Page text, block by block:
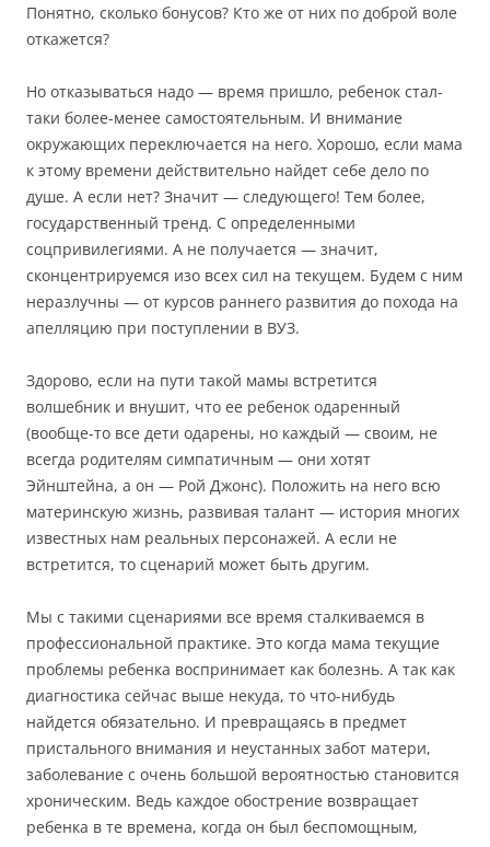
Понятно, сколько бонусов? Кто же от них по доброй воле
откажется?
Но отказываться надо — время пришло, ребенок стал-
таки более-менее самостоятельным. И внимание
окружающих переключается на него. Хорошо, если мама
к этому времени действительно найдет себе дело по
душе. А если нет? Значит — следующего! Тем более,
государственный тренд. С определенными
соцпривилегиями. А не получается — значит,
сконцентрируемся изо всех сил на текущем. Будем с ним
неразлучны — от курсов раннего развития до похода на
апелляцию при поступлении в ВУЗ.
Здорово, если на пути такой мамы встретится
волшебник и внушит, что ее ребенок одаренный
(вообще-то все дети одарены, но каждый — своим, не
всегда родителям симпатичным — они хотят
Эйнштейна, а он — Рой Джонс). Положить на него всю
материнскую жизнь, развивая талант — история многих
известных нам реальных персонажей. А если не
встретится, то сценарий может быть другим.
Мы с такими сценариями все время сталкиваемся в
профессиональной практике. Это когда мама текущие
проблемы ребенка воспринимает как болезнь. А так как
диагностика сейчас выше некуда, то что-нибудь
найдется обязательно. И превращаясь в предмет
пристального внимания и неустанных забот матери,
заболевание с очень большой вероятностью становится
хроническим. Ведь каждое обострение возвращает
ребенка в те времена, когда он был беспомощным,